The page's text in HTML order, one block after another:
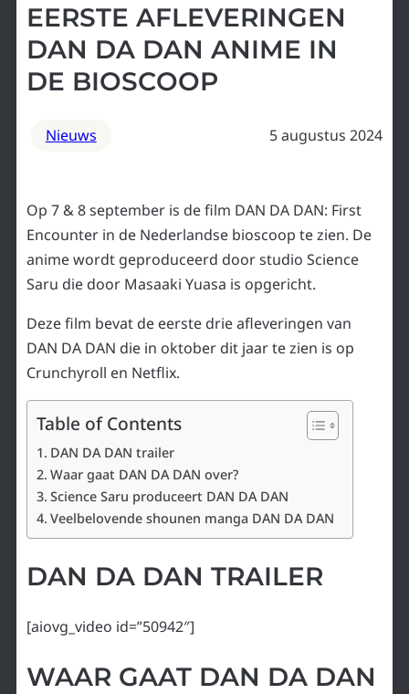
EERSTE AFLEVERINGEN
DAN DA DAN ANIME IN
DE BIOSCOOP
Nieuws 5 augustus 2024
Op 7 & 8 september is de film DAN DA DAN: First
Encounter in de Nederlandse bioscoop te zien. De
anime wordt geproduceerd door studio Science
Saru die door Masaaki Yuasa is opgericht.
Deze film bevat de eerste drie afleveringen van
DAN DA DAN die in oktober dit jaar te zien is op
Crunchyroll en Netflix.
Table of Contents
DAN DA DAN trailer
Waar gaat DAN DA DAN over?
Science Saru produceert DAN DA DAN
Veelbelovende shounen manga DAN DA DAN
DAN DA DAN TRAILER
[aiovg_video id=”50942″]
WAAR GAAT DAN DA DAN